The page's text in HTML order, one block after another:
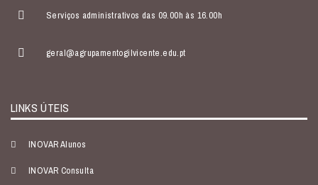
Serviços administrativos das 09.00h às 16.00h
geral@agrupamentogilvicente.edu.pt
LINKS ÚTEIS
INOVAR Alunos
INOVAR Consulta